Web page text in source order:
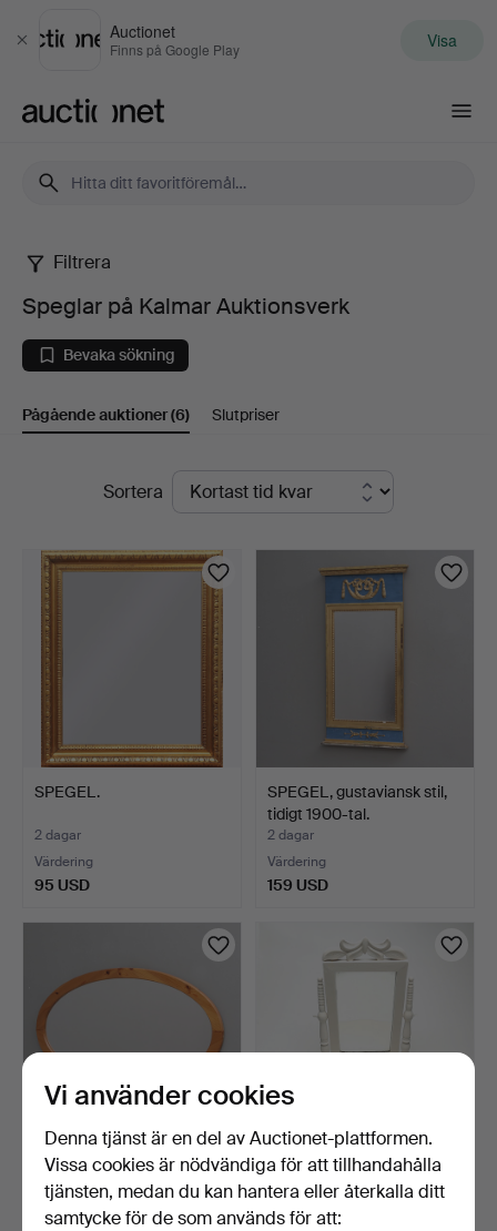
Stäng
Auctionet
Finns på Google Play Visa
Speglar
på
Kalmar
Auktionsverk
Filtrera
Speglar på Kalmar Auktionsverk
Bevaka sökning
Pågående auktioner(6) Slutpriser
PågåendeSortera
SPEGEL.
2 dagar
Värdering
95 USD
SPEGEL, gustaviansk stil,
tidigt 1900-tal.
2 dagar
Värdering
159 USD
SPEGEL, oval, furu. Pigtittare, 1900-tal.
4 dagar
Vi använder cookies
Denna tjänst är en del av Auctionet-plattformen.
Vissa cookies är nödvändiga för att tillhandahålla
tjänsten, medan du kan hantera eller återkalla ditt
samtycke för de som används för att: